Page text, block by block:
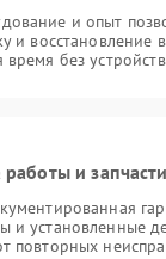
и опыт
и восстановление
без
работы и запчасти
и установленные
повторных